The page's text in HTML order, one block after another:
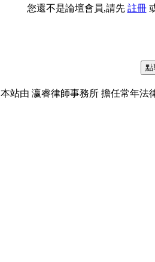
您還不是論壇會員,請先 註冊
本站由 瀛睿律師事務所 擔任常年法